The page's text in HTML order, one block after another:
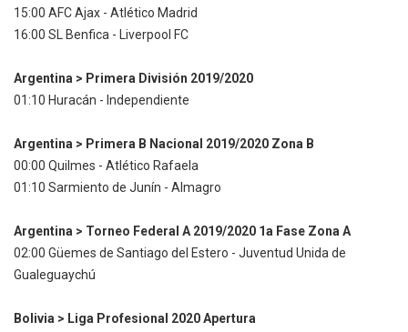
15:00 AFC Ajax - Atlético Madrid
16:00 SL Benfica - Liverpool FC
Argentina > Primera División 2019/2020
01:10 Huracán - Independiente
Argentina > Primera B Nacional 2019/2020 Zona B
00:00 Quilmes - Atlético Rafaela
01:10 Sarmiento de Junín - Almagro
Argentina > Torneo Federal A 2019/2020 1a Fase Zona A
02:00 Güemes de Santiago del Estero - Juventud Unida de
Gualeguaychú
Bolivia > Liga Profesional 2020 Apertura